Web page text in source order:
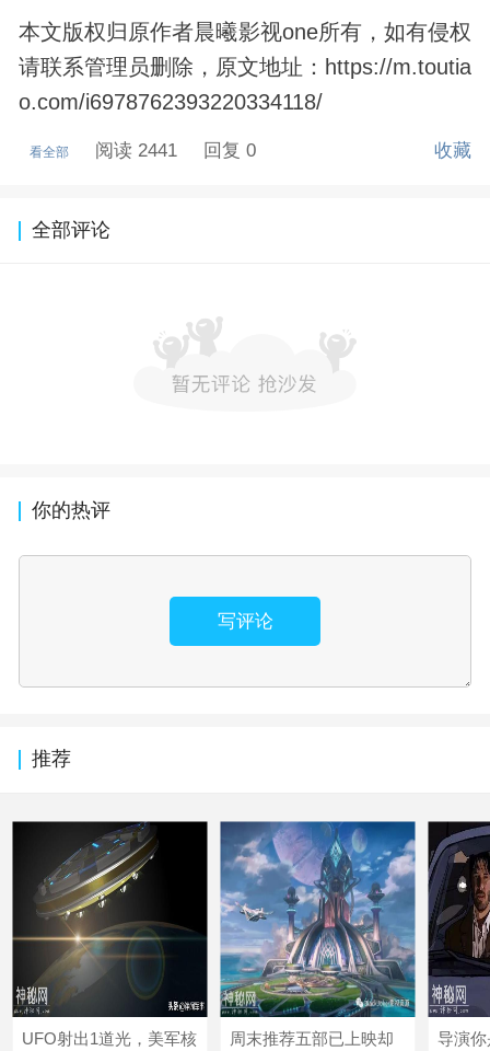
本文版权归原作者晨曦影视one所有，如有侵权
请联系管理员删除，原文地址：https://m.toutia
o.com/i6978762393220334118/
看全部 阅读 2441 回复 0 收藏
全部评论
你的热评
写评论
推荐
UFO射出1道光，美军核
周末推荐五部已上映却
导演